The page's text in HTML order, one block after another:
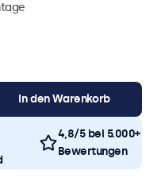
In den Warenkorb
4,8/5 bei 5.000+
Bewertungen